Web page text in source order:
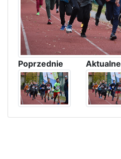
Poprzednie Aktualne